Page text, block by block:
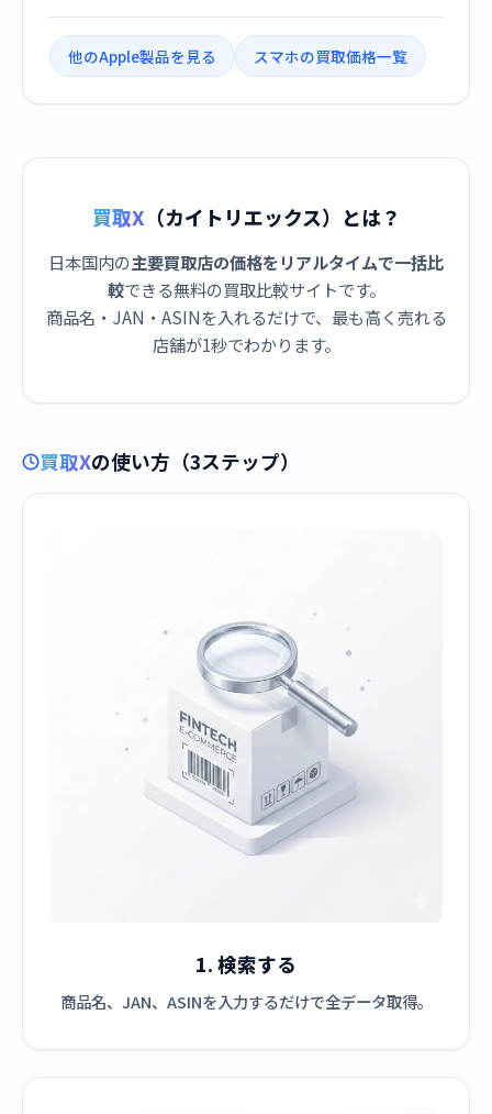
他のApple製品を見る スマホの買取価格一覧
買取X （カイトリエックス）とは？
日本国内の主要買取店の価格をリアルタイムで一括比
較できる無料の買取比較サイトです。
商品名・JAN・ASINを入れるだけで、最も高く売れる
店舗が1秒でわかります。
買取Xの使い方（3ステップ）
1. 検索する
商品名、JAN、ASINを入力するだけで全データ取得。